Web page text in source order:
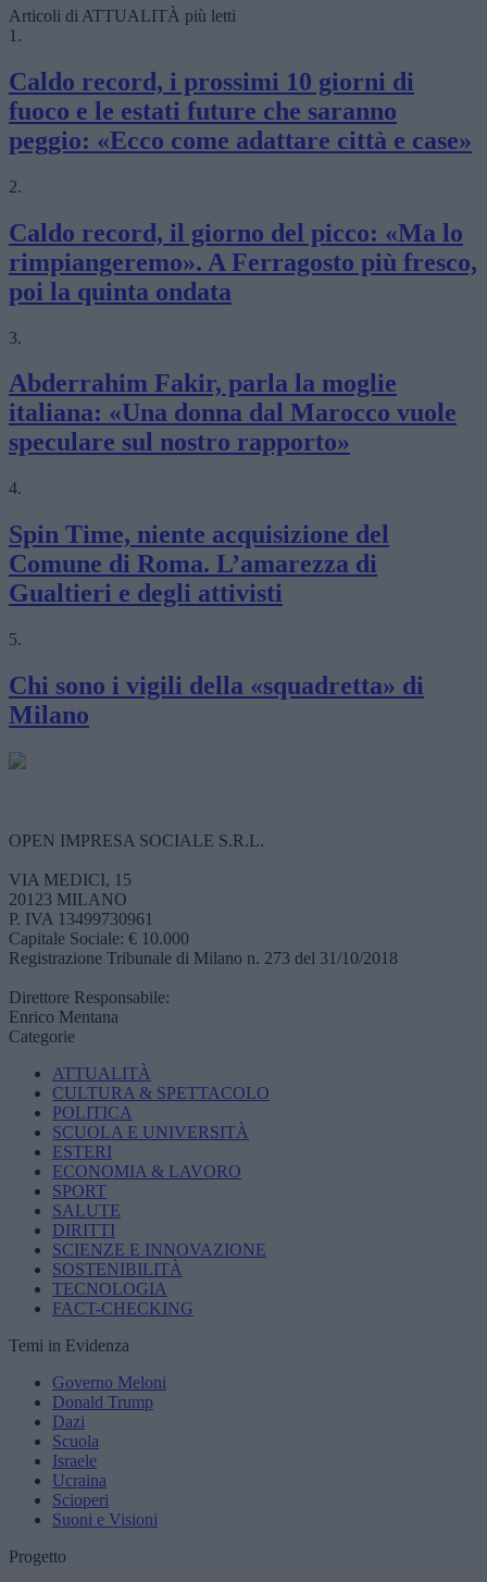
Articoli di ATTUALITÀ più letti
1.
Caldo record, i prossimi 10 giorni di
fuoco e le estati future che saranno
peggio: «Ecco come adattare città e case»
2.
Caldo record, il giorno del picco: «Ma lo
rimpiangeremo». A Ferragosto più fresco,
poi la quinta ondata
3.
Abderrahim Fakir, parla la moglie
italiana: «Una donna dal Marocco vuole
speculare sul nostro rapporto»
4.
Spin Time, niente acquisizione del
Comune di Roma. L’amarezza di
Gualtieri e degli attivisti
5.
Chi sono i vigili della «squadretta» di
Milano
OPEN IMPRESA SOCIALE S.R.L.
VIA MEDICI, 15
20123 MILANO
P. IVA 13499730961
Capitale Sociale: € 10.000
Registrazione Tribunale di Milano n. 273 del 31/10/2018
Direttore Responsabile:
Enrico Mentana
Categorie
ATTUALITÀ
CULTURA & SPETTACOLO
POLITICA
SCUOLA E UNIVERSITÀ
ESTERI
ECONOMIA & LAVORO
SPORT
SALUTE
DIRITTI
SCIENZE E INNOVAZIONE
SOSTENIBILITÀ
TECNOLOGIA
FACT-CHECKING
Temi in Evidenza
Governo Meloni
Donald Trump
Dazi
Scuola
Israele
Ucraina
Scioperi
Suoni e Visioni
Progetto